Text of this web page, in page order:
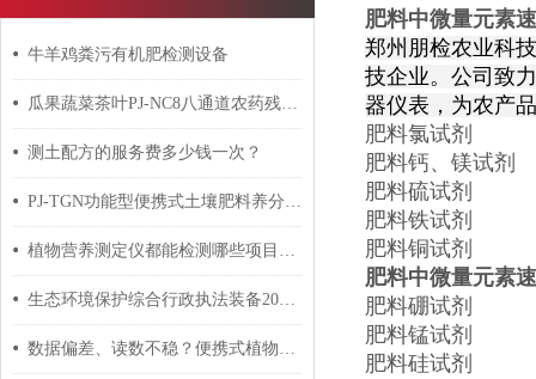
牛羊鸡粪污有机肥检测设备
瓜果蔬菜茶叶PJ-NC8八通道农药残留速测仪
测土配方的服务费多少钱一次？
PJ-TGN功能型便携式土壤肥料养分速测箱*
植物营养测定仪都能检测哪些项目以及用户如何选购？
生态环境保护综合行政执法装备2020年版
数据偏差、读数不稳？便携式植物营养测定仪故障排查方法
肥料中微量元素
郑州朋检农业科
技企业。公司致
器仪表，为农产
肥料氯试剂
肥料钙、镁试剂
肥料硫试剂
肥料铁试剂
肥料铜试剂
肥料中微量元素
肥料硼试剂
肥料锰试剂
肥料硅试剂